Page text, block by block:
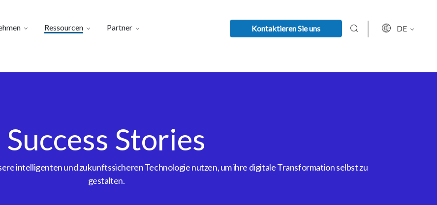
Ressourcen Partner Kontaktieren Sie uns DE
Success Stories
intelligenten und zukunftssicheren Technologie nutzen, um ihre digitale Transformation selbst zu
gestalten.